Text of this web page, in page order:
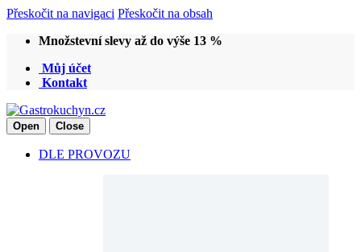
Přeskočit na navigaci Přeskočit na obsah
Množstevní slevy až do výše 13 %
Můj účet
Kontakt
Open Close
DLE PROVOZU